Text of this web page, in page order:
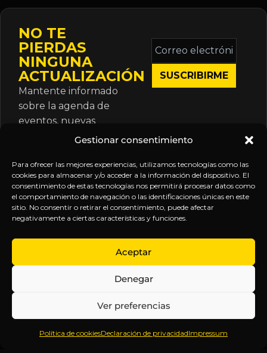
Gestionar consentimiento
Para ofrecer las mejores experiencias, utilizamos tecnologías como las
cookies para almacenar y/o acceder a la información del dispositivo. El
consentimiento de estas tecnologías nos permitirá procesar datos como
el comportamiento de navegación o las identificaciones únicas en este
sitio. No consentir o retirar el consentimiento, puede afectar
negativamente a ciertas características y funciones.
Aceptar
Denegar
Ver preferencias
Política de cookiesDeclaración de privacidadImpressum
NO TE
PIERDAS
NINGUNA
ACTUALIZACIÓN
Mantente informado
sobre la agenda de
eventos, nuevas
publicaciones y
suscripción.
Correo
electrónico
*
Inteligencia
Anticipándonos
EXPLORA
Inicio
Sobre
Contenido
Webinars
LEGAL
Política
de
Términos y
Aviso
SÍGUENOS